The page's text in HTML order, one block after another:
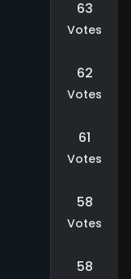
63
Votes
62
Votes
61
Votes
58
Votes
58